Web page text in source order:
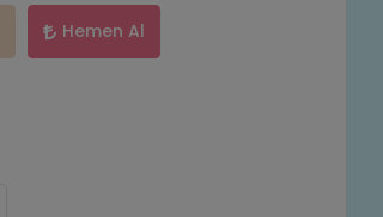
Hemen Al